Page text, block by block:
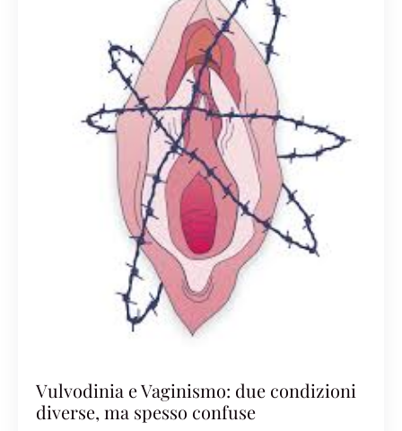
Vulvodinia e Vaginismo: due condizioni
diverse, ma spesso confuse